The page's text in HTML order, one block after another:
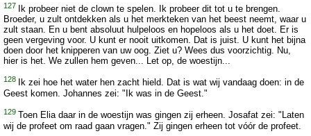
127
Ik probeer niet de clown te spelen. Ik probeer dit tot u te brengen.
Broeder, u zult ontdekken als u het merkteken van het beest neemt, waar u
zult staan. En u bent absoluut hulpeloos en hopeloos als u het doet. Er is
geen vergeving voor. U kunt er nooit uitkomen. Dat is juist. U kunt het bijna
doen door het knipperen van uw oog. Ziet u? Wees dus voorzichtig. Nu,
hier is het. We zullen hem geven... Let op, de woestijn...
128
Ik zei hoe het water hen zacht hield. Dat is wat wij vandaag doen: in de
Geest komen. Johannes zei: "Ik was in de Geest."
129 Toen Elia daar in de woestijn was gingen zij erheen. Josafat zei: "Laten
wij de profeet om raad gaan vragen." Zij gingen erheen tot vóór de profeet.